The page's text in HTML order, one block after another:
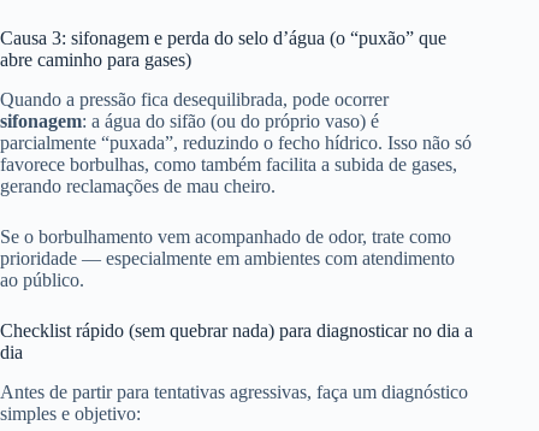
Causa 3: sifonagem e perda do selo d’água (o “puxão” que
abre caminho para gases)
Quando a pressão fica desequilibrada, pode ocorrer
sifonagem: a água do sifão (ou do próprio vaso) é
parcialmente “puxada”, reduzindo o fecho hídrico. Isso não só
favorece borbulhas, como também facilita a subida de gases,
gerando reclamações de mau cheiro.
Se o borbulhamento vem acompanhado de odor, trate como
prioridade — especialmente em ambientes com atendimento
ao público.
Checklist rápido (sem quebrar nada) para diagnosticar no dia a
dia
Antes de partir para tentativas agressivas, faça um diagnóstico
simples e objetivo: